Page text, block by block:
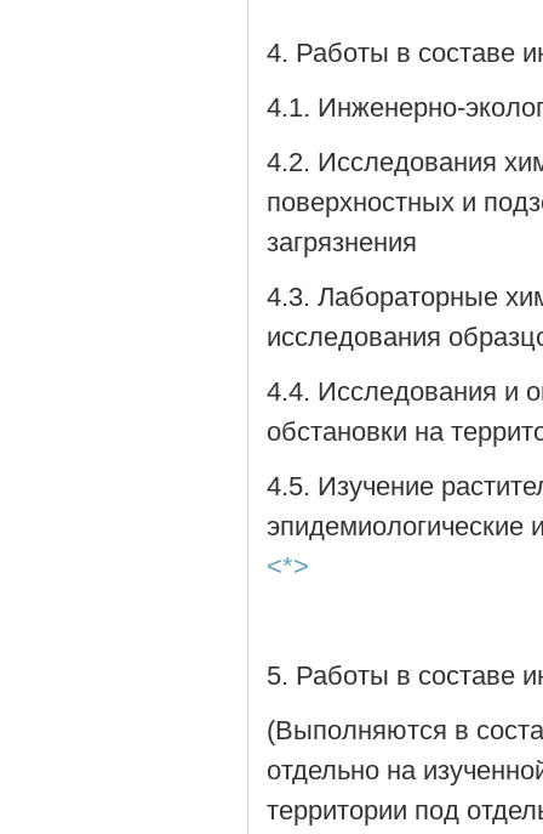
4. Работы в составе
4.1. Инженерно-
4.2. Исследования
поверхностных и
загрязнения
4.3. Лабораторные
исследования
4.4. Исследования и
обстановки на
4.5. Изучение
эпидемиологические
<*>
5. Работы в составе
(Выполняются в
отдельно на
территории под